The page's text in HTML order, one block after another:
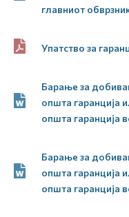
главниот
Упатство за
Барање за
општа гаранција
општа гаранција
Барање за
општа гаранција
општа гаранција